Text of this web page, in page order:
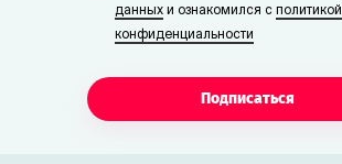
данных и ознакомился с политикой
конфиденциальности
Подписаться